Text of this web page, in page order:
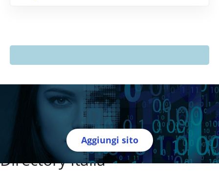
Aggiungi sito
Directory Italia